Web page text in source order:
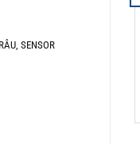
SENSOR